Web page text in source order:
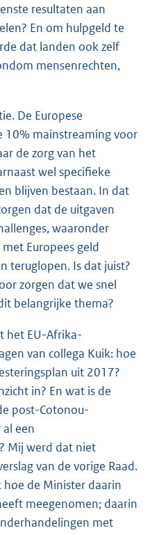
resultaten aan
En om hulpgeld te
dat landen ook zelf
mensenrechten,
De Europese
10% mainstreaming voor
de zorg van het
wel specifieke
blijven bestaan. In dat
dat de uitgaven
waaronder
Europees geld
teruglopen. Is dat juist?
zorgen dat we snel
belangrijke thema?
het EU-Afrika-
van collega Kuik: hoe
uit 2017?
in? En wat is de
post-Cotonou-
een
Mij werd dat niet
van de vorige Raad.
de Minister daarin
meegenomen; daarin
met